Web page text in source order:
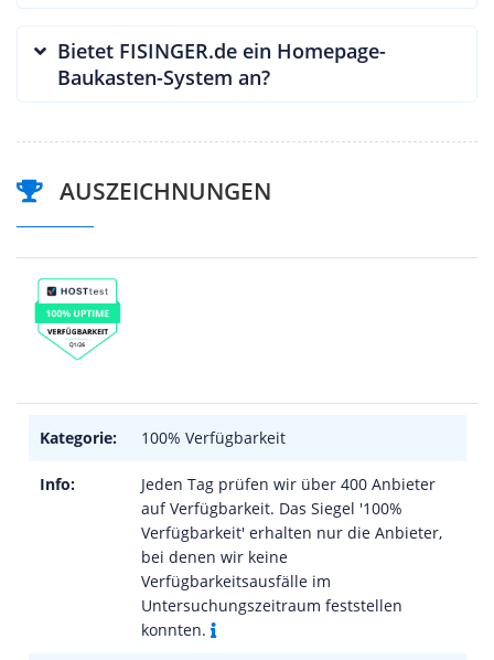
Bietet FISINGER.de ein Homepage-
Baukasten-System an?
AUSZEICHNUNGEN
Kategorie: 100% Verfügbarkeit
Info:
Jeden Tag prüfen wir über 400 Anbieter
auf Verfügbarkeit. Das Siegel '100%
Verfügbarkeit' erhalten nur die Anbieter,
bei denen wir keine
Verfügbarkeitsausfälle im
Untersuchungszeitraum feststellen
konnten.